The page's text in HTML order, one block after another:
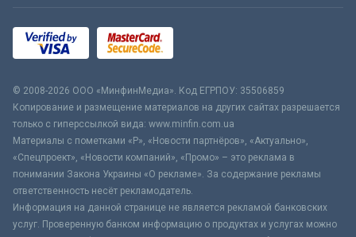
© 2008-2026 ООО «МинфинМедиа». Код ЕГРПОУ: 35506859
Копирование и размещение материалов на других сайтах разрешается
только с гиперссылкой вида: www.minfin.com.ua
Материалы с пометками «Р», «Новости партнёров», «Актуально»,
«Спецпроект», «Новости компаний», «Промо» – это реклама в
понимании Закона Украины «О рекламе». За содержание рекламы
ответственность несёт рекламодатель.
Информация на данной странице не является рекламой банковских
услуг. Проверенную банком информацию о продуктах и услугах можно